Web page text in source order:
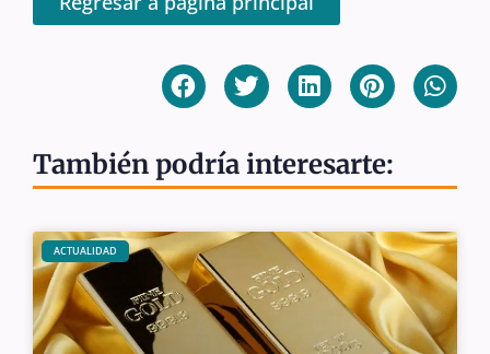
También podría interesarte:
ACTUALIDAD